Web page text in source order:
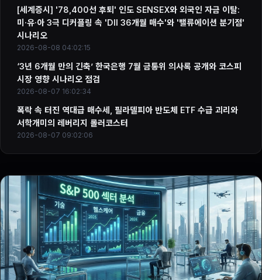
[세계증시] '78,400선 후퇴' 인도 SENSEX와 외국인 자금 이탈:
미·유·아 3극 디커플링 속 'DII 36개월 매수'와 '밸류에이션 분기점'
시나리오
2026-08-08 04:02:15
‘3년 6개월 만의 긴축’ 한국은행 7월 금통위 의사록 공개와 코스피
시장 영향 시나리오 점검
2026-08-07 16:02:34
폭락 속 터진 역대급 매수세, 필라델피아 반도체 ETF 수급 괴리와
서학개미의 레버리지 롤러코스터
2026-08-07 09:02:06